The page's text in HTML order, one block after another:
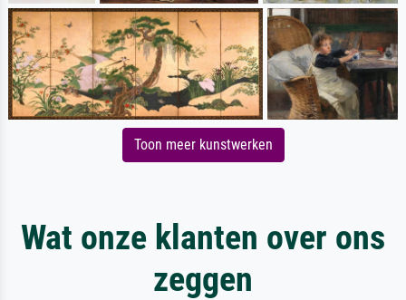
Toon meer kunstwerken
Wat onze klanten over ons
zeggen